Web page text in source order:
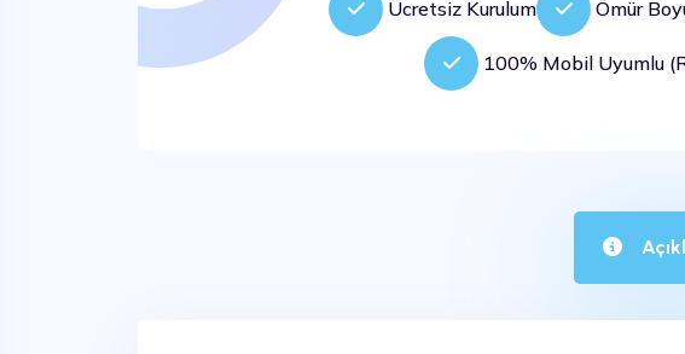
Ücretsiz Kurulum Ömür
100% Mobil Uyumlu